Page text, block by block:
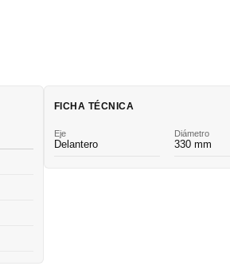
FICHA TÉCNICA
Eje
Delantero
Diámetro
330 mm